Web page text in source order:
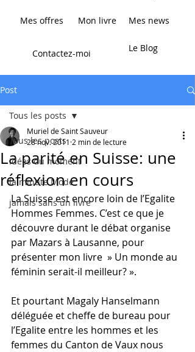
Mes offres Mon livre Mes news
Contactez-moi Le Blog
Post
Tous les posts
idées du moment
la minute Mode
jamais sans un livre
Tous les posts
La parité en Suisse: une
réflexion en cours
Muriel de Saint Sauveur
28 nov. 2011 2 min de lecture
La Suisse est encore loin de l’Egalite
Hommes Femmes. C’est ce que je
découvre durant le débat organise
par Mazars à Lausanne, pour
présenter mon livre  » Un monde au
féminin serait-il meilleur? ».
Et pourtant Magaly Hanselmann
déléguée et cheffe de bureau pour
l’Egalite entre les hommes et les
femmes du Canton de Vaux nous